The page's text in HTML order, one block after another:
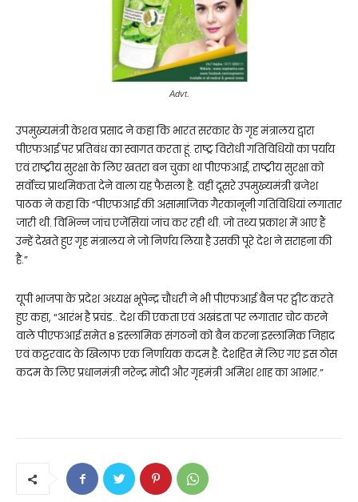
Advt.
उपमुख्यमंत्री केशव प्रसाद ने कहा कि भारत सरकार के गृह मंत्रालय द्वारा
पीएफआई पर प्रतिबंध का स्वागत करता हूं. राष्ट्र विरोधी गतिविधियों का पर्याय
एवं राष्ट्रीय सुरक्षा के लिए खतरा बन चुका था पीएफआई, राष्ट्रीय सुरक्षा को
सर्वोच्च प्राथमिकता देने वाला यह फैसला है. वहीं दूसरे उपमुख्यमंत्री ब्रजेश
पाठक ने कहा कि “पीएफआई की असामाजिक गैरकानूनी गतिविधियां लगातार
जारी थी. विभिन्न जांच एजेंसियां जांच कर रही थी. जो तथ्य प्रकाश में आए हैं
उन्हें देखते हुए गृह मंत्रालय ने जो निर्णय लिया है उसकी पूरे देश ने सराहना की
है.”
यूपी भाजपा के प्रदेश अध्यक्ष भूपेन्द्र चौधरी ने भी पीएफआई बैन पर ट्वीट करते
हुए कहा, “आरंभ है प्रचंड.. देश की एकता एवं अखंडता पर लगातार चोट करने
वाले पीएफआई समेत 8 इस्लामिक संगठनों को बैन करना इस्लामिक जिहाद
एवं कट्टरवाद के खिलाफ एक निर्णायक कदम है. देशहित में लिए गए इस ठोस
कदम के लिए प्रधानमंत्री नरेन्द्र मोदी और गृहमंत्री अमिश शाह का आभार.”